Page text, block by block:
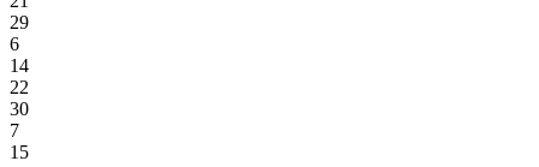
29
6
14
22
30
7
15